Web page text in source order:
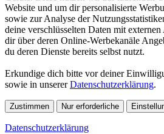
Website und um dir personalisierte
sowie zur Analyse der
deine verschlüsselten Daten mit
dir über deren Online-Werbekanäle
du deren Dienste bereits selbst nutzt.
Erkundige dich bitte vor deiner
sowie in unsererDatenschutzerklärung.
Zustimmen Nur erforderliche
Datenschutzerklärung